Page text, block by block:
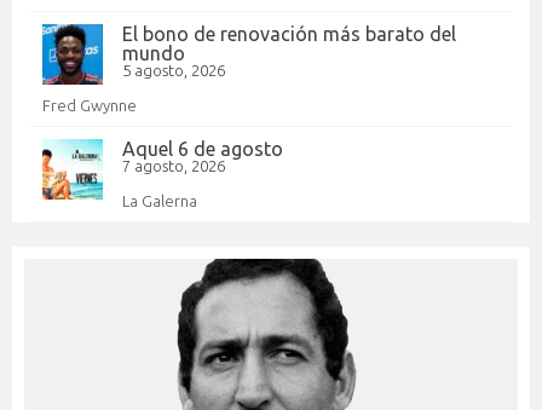
El bono de renovación más barato del
mundo
5 agosto, 2026
Fred Gwynne
Aquel 6 de agosto
7 agosto, 2026
La Galerna